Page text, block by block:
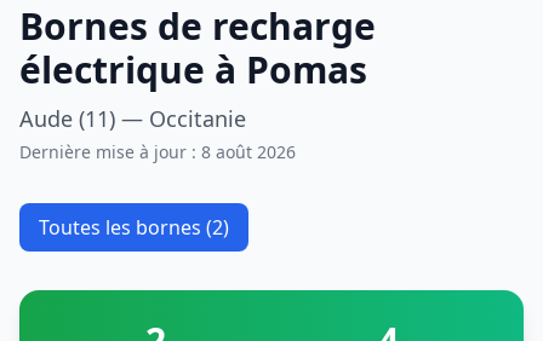
Bornes de recharge
électrique à Pomas
Aude (11) — Occitanie
Dernière mise à jour : 8 août 2026
Toutes les bornes (2)